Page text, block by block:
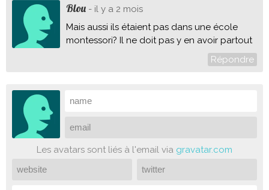
Blou - il y a 2 mois
Mais aussi ils étaient pas dans une école
montessori? Il ne doit pas y en avoir partout
Répondre
Les avatars sont liés à l'email via gravatar.com